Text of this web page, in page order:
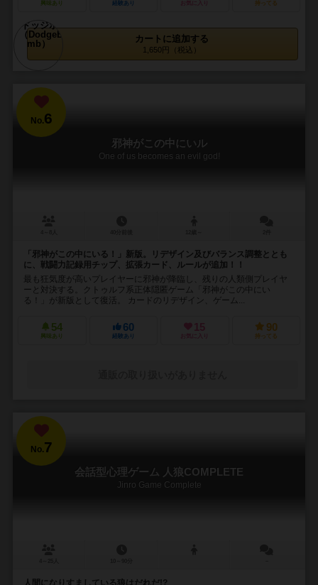
興味あり 経験あり お気に入り 持ってる
カートに追加する
1,650円（税込）
No.6
邪神がこの中にいル
One of us becomes an evil god!
「邪神がこの中にいる！」新版。リデザイン及びバランス調整ととも
に、戦闘力記録用チップ、拡張カード、ルールが追加！！
最も狂気度が高いプレイヤーに邪神が降臨し、残りの人類側プレイヤ
ーと対決する。クトゥルフ系正体隠匿ゲーム「邪神がこの中にい
る！」が新版として復活。 カードのリデザイン、ゲーム...
54
興味あり
60
経験あり
15
お気に入り
90
持ってる
No.7
会話型心理ゲーム 人狼COMPLETE
Jinro Game Complete
人間になりすましている狼はだれだ!?